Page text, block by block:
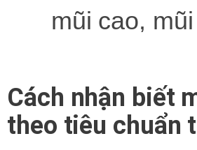
mũi cao,
Cách nhận biết
theo tiêu chuẩn